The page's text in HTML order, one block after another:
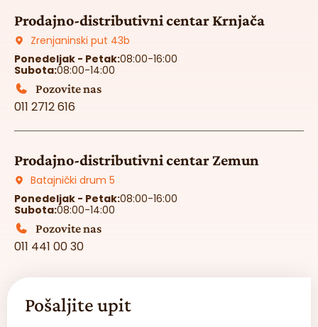
Prodajno-distributivni centar Krnjača
Zrenjaninski put 43b
Ponedeljak - Petak:08:00-16:00
Subota:08:00-14:00
Pozovite nas
011 2712 616
Prodajno-distributivni centar Zemun
Batajnički drum 5
Ponedeljak - Petak:08:00-16:00
Subota:08:00-14:00
Pozovite nas
011 441 00 30
Pošaljite upit